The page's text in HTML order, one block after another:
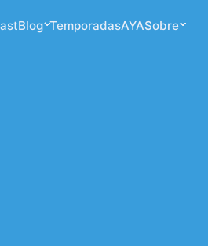
Blog TemporadasAYASobre